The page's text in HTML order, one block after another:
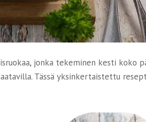
jonka tekeminen kesti koko
Tässä yksinkertaistettu